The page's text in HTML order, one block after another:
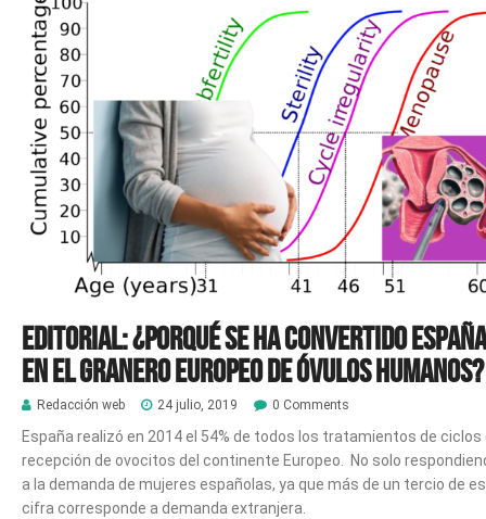
Editorial: ¿Porqué se ha convertido España
en el granero europeo de óvulos humanos?
Redacción web 24 julio, 2019 0 Comments
España realizó en 2014 el 54% de todos los tratamientos de ciclos
recepción de ovocitos del continente Europeo. No solo
a la demanda de mujeres españolas, ya que más de un tercio de
cifra corresponde a demanda extranjera.